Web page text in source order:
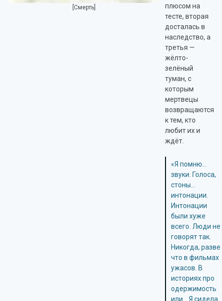
[Смерть]
плюсом на
тесте, вторая
досталась в
наследство, а
третья —
жёлто-
зелёный
туман, с
которым
мертвецы
возвращаются
к тем, кто
любит их и
ждёт.
«Я помню…
звуки. Голоса,
стоны…
интонации.
Интонации
были хуже
всего. Люди не
говорят так.
Никогда, разве
что в фильмах
ужасов. В
историях про
одержимость
или… Я сидела